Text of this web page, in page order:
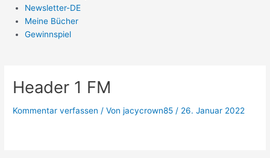
Newsletter-DE
Meine Bücher
Gewinnspiel
Header 1 FM
Kommentar verfassen / Vonjacycrown85 / 26. Januar 2022